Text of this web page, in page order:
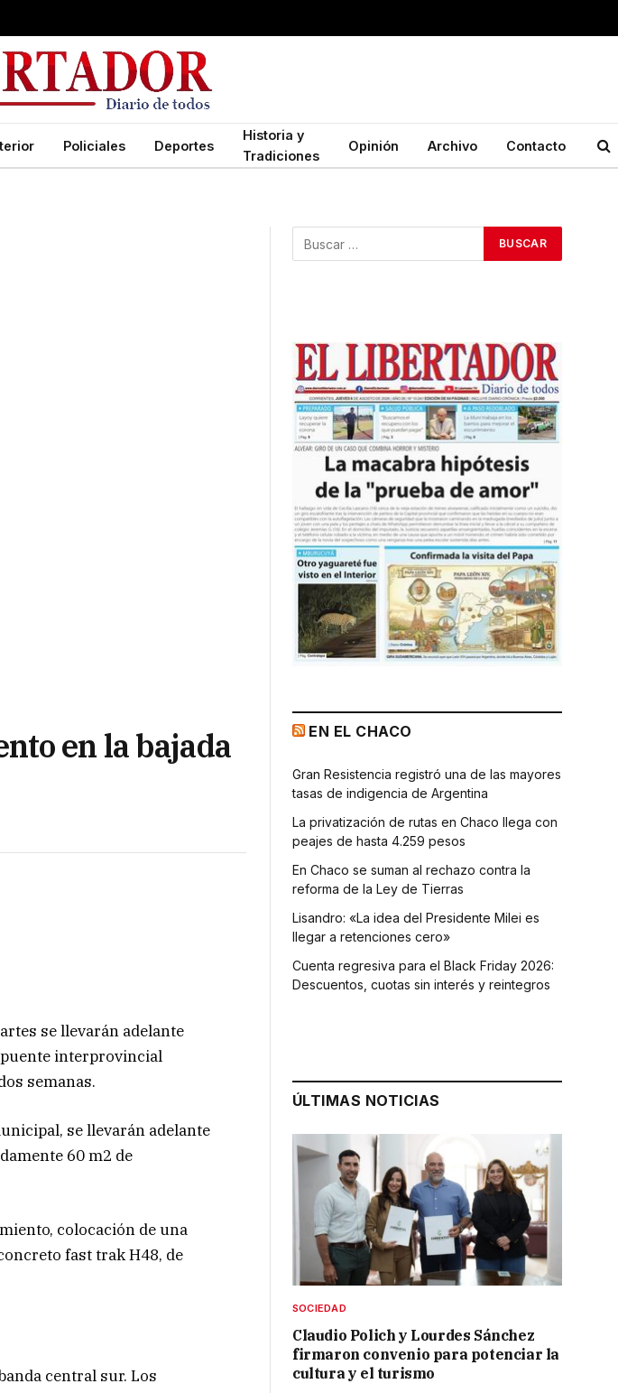
Policiales Deportes
Historia y
Tradiciones
Opinión Archivo Contacto
en la bajada
se llevarán adelante
interprovincial
semanas.
se llevarán adelante
60 m2 de
colocación de una
fast trak H48, de
central sur. Los
EN EL CHACO
Gran Resistencia registró una de las mayores
tasas de indigencia de Argentina
La privatización de rutas en Chaco llega con
peajes de hasta 4.259 pesos
En Chaco se suman al rechazo contra la
reforma de la Ley de Tierras
Lisandro: «La idea del Presidente Milei es
llegar a retenciones cero»
Cuenta regresiva para el Black Friday 2026:
Descuentos, cuotas sin interés y reintegros
ÚLTIMAS NOTICIAS
SOCIEDAD
Claudio Polich y Lourdes Sánchez
firmaron convenio para potenciar la
cultura y el turismo